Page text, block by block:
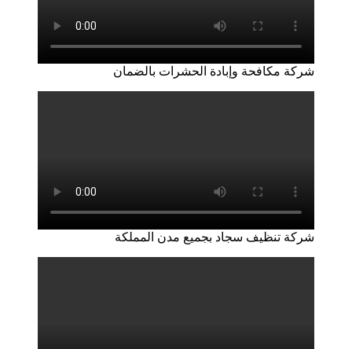
شركة مكافحة وإبادة الحشرات بالضمان
شركة تنظيف سجاد بجميع مدن المملكة